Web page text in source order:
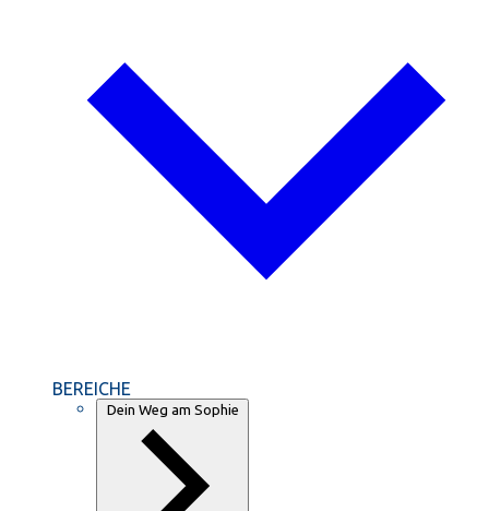
BEREICHE
Dein Weg am Sophie